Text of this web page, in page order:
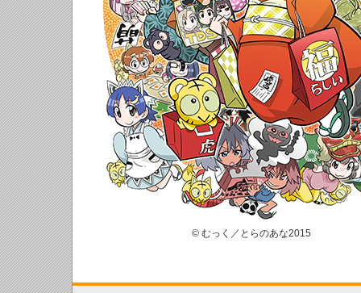
© むっく／とらのあな2015